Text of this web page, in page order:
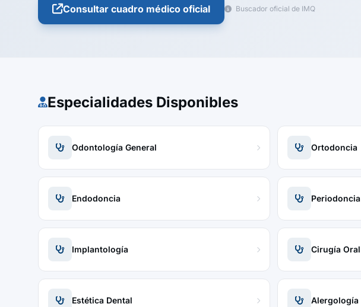
Consultar cuadro médico oficial Buscador oficial de IMQ
Especialidades Disponibles
Odontología General Ortodoncia
Endodoncia Periodoncia
Implantología Cirugía Oral
Estética Dental Alergología